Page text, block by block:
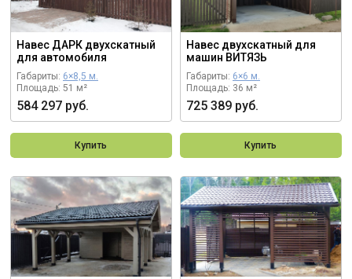
Навес ДАРК двухскатный
для автомобиля
Габариты: 6×8,5 м.
Площадь: 51 м²
584 297 руб.
Купить
Навес двухскатный для
машин ВИТЯЗЬ
Габариты: 6×6 м.
Площадь: 36 м²
725 389 руб.
Купить